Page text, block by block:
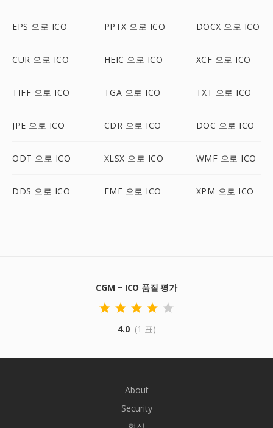
EPS 으로 ICO PPTX 으로 ICO DOCX 으로 ICO
CUR 으로 ICO HEIC 으로 ICO XCF 으로 ICO
TIFF 으로 ICO TGA 으로 ICO TXT 으로 ICO
JPE 으로 ICO CDR 으로 ICO DOC 으로 ICO
ODT 으로 ICO XLSX 으로 ICO WMF 으로 ICO
DDS 으로 ICO EMF 으로 ICO XPM 으로 ICO
CGM ~ ICO 품질 평가
4.0 (1 표)
About
Security